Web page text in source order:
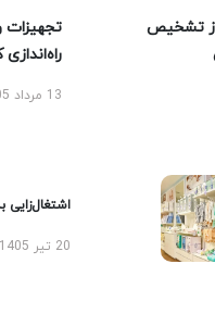
تشخیص
تجهیزات
13 مرداد 1405
اشتغال‌زایی
20 تیر 1405